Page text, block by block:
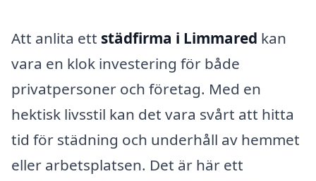
Att anlita ett städfirma i Limmared kan
vara en klok investering för både
privatpersoner och företag. Med en
hektisk livsstil kan det vara svårt att hitta
tid för städning och underhåll av hemmet
eller arbetsplatsen. Det är här ett